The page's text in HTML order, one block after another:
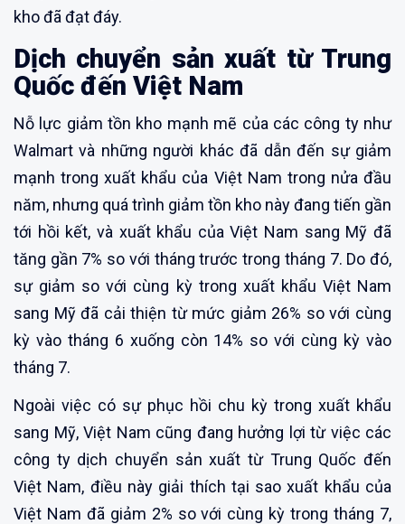
kho đã đạt đáy.
Dịch chuyển sản xuất từ Trung
Quốc đến Việt Nam
Nỗ lực giảm tồn kho mạnh mẽ của các công ty như
Walmart và những người khác đã dẫn đến sự giảm
mạnh trong xuất khẩu của Việt Nam trong nửa đầu
năm, nhưng quá trình giảm tồn kho này đang tiến gần
tới hồi kết, và xuất khẩu của Việt Nam sang Mỹ đã
tăng gần 7% so với tháng trước trong tháng 7. Do đó,
sự giảm so với cùng kỳ trong xuất khẩu Việt Nam
sang Mỹ đã cải thiện từ mức giảm 26% so với cùng
kỳ vào tháng 6 xuống còn 14% so với cùng kỳ vào
tháng 7.
Ngoài việc có sự phục hồi chu kỳ trong xuất khẩu
sang Mỹ, Việt Nam cũng đang hưởng lợi từ việc các
công ty dịch chuyển sản xuất từ Trung Quốc đến
Việt Nam, điều này giải thích tại sao xuất khẩu của
Việt Nam đã giảm 2% so với cùng kỳ trong tháng 7,